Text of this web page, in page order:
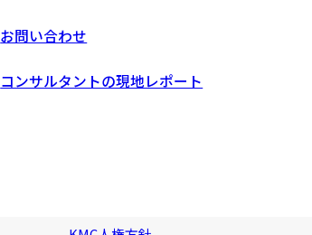
お問い合わせ
コンサルタントの現地レポート